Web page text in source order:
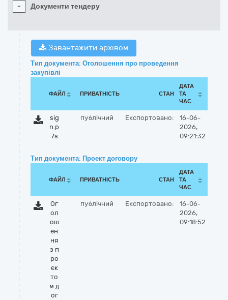
- Документи тендеру
Завантажити архівом
Тип документа: Оголошення про проведення
закупівлі
ФАЙЛ ПРИВАТНІСТЬ СТАН
ДАТА
ТА
ЧАС
sig
n.p
7s
публічний Експортовано:
16-06-
2026,
09:21:32
Тип документа: Проект договору
ФАЙЛ ПРИВАТНІСТЬ СТАН
ДАТА
ТА
ЧАС
Ог
ол
ош
ен
ня
з п
ро
єк
то
м д
ог
публічний Експортовано:
16-06-
2026,
09:18:52